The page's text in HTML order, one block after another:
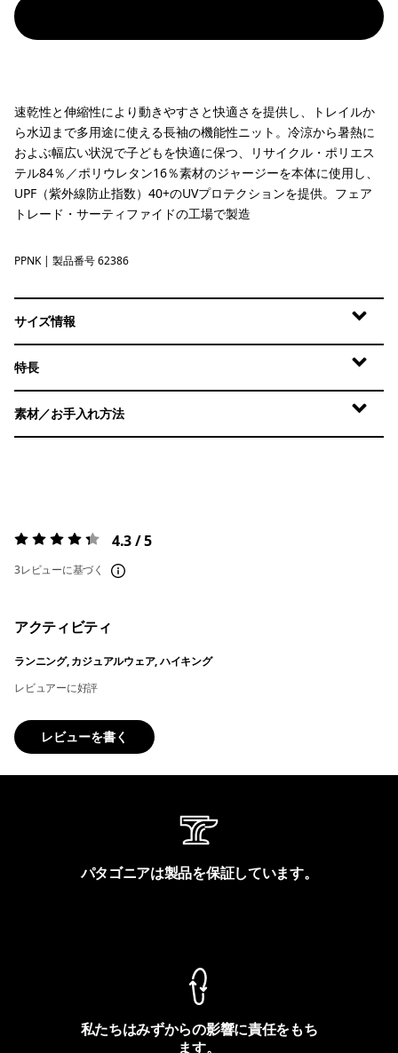
速乾性と伸縮性により動きやすさと快適さを提供し、トレイルか
ら水辺まで多用途に使える長袖の機能性ニット。冷涼から暑熱に
およぶ幅広い状況で子どもを快適に保つ、リサイクル・ポリエス
テル84％／ポリウレタン16％素材のジャージーを本体に使用し、
UPF（紫外線防止指数）40+のUVプロテクションを提供。フェア
トレード・サーティファイドの工場で製造
P-6 Outline: Pickled Pink
PPNK | 製品番号 62386
サイズ情報
特長
素材／お手入れ方法
評価:4.3 / 5 4.3 / 5
3レビューに基づく
アクティビティ
ランニング, カジュアルウェア, ハイキング
レビュアーに好評
レビューを書く
パタゴニアは製品を保証しています。
私たちはみずからの影響に責任をもち
ます。